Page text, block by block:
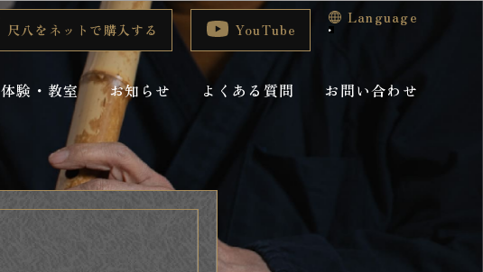
尺八をネットで購入する YouTube
Language
体験・教室 お知らせ よくある質問 お問い合わせ